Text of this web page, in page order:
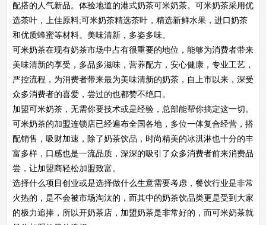
配搭的人气新品。体验地道的港式奶茶可米奶茶。可米奶茶采用优
选茶叶，上佳原料;可米奶茶精选茶叶，精选新鲜水果，进口奶茶
和优质蜂蜜等材料。美味清新，多姿多味。
可米奶茶在现有奶茶市场中占有很重要的地位，能够为消费者带来
美味清新的享受，多品多滋味，营养配方，安心健康，专业工艺，
严控流程，为消费者带来最为美味清新的奶茶，自上市以来，深受
众多消费者的喜爱，尝过的也都赞不绝口。
加盟可米奶茶，无需你要技术或是经验，总部能帮你搞定这一切。
可米奶茶的加盟连锁店已经遍布全国各地，多位一体复合经营，搭
配销售，吸财加速，除了奶茶饮品，时尚精美的冰淇淋也十分的丰
富多样，口感也是一流品质，深深的吸引了众多消费者前来消费品
尝，让加盟商轻松加盟致富。
选择什么项目创业或是选择做什么生意需要考虑，餐饮行业是非常
火热的，是不会被市场淘汰的，而其中的奶茶饮品类更是受到大家
的极力追捧，所以开奶茶店，加盟奶茶是非常好的，而可米奶茶就